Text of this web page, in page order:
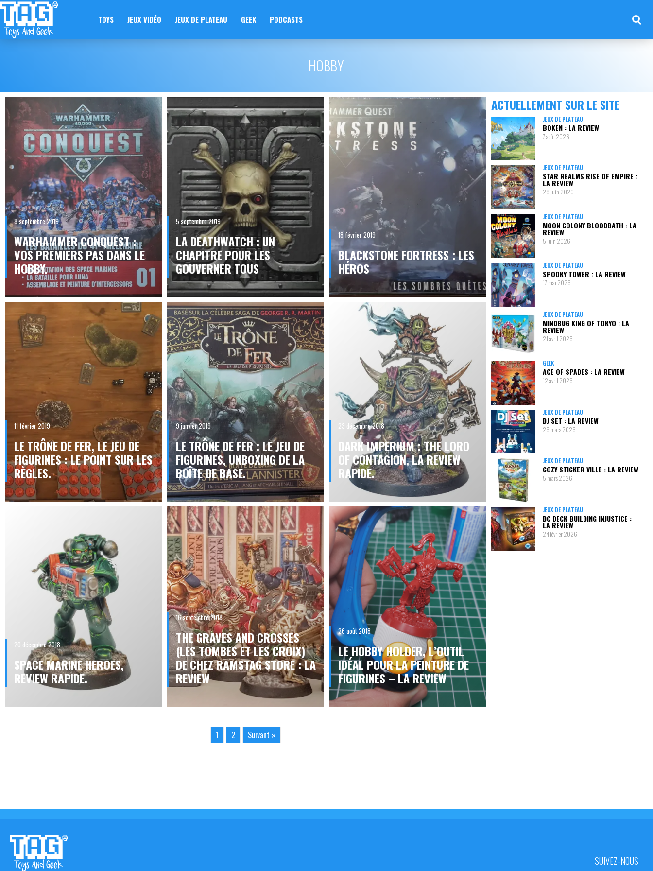
TOYS JEUX VIDÉO JEUX DE PLATEAU GEEK PODCASTS
HOBBY
8 septembre 2019
WARHAMMER CONQUEST :
VOS PREMIERS PAS DANS LE
HOBBY.
5 septembre 2019
LA DEATHWATCH : UN
CHAPITRE POUR LES
GOUVERNER TOUS
18 février 2019
BLACKSTONE FORTRESS : LES
HÉROS
11 février 2019
LE TRÔNE DE FER, LE JEU DE
FIGURINES : LE POINT SUR LES
RÈGLES.
9 janvier 2019
LE TRÔNE DE FER : LE JEU DE
FIGURINES, UNBOXING DE LA
BOÎTE DE BASE.
23 décembre 2018
DARK IMPERIUM : THE LORD
OF CONTAGION, LA REVIEW
RAPIDE.
20 décembre 2018
SPACE MARINE HEROES,
REVIEW RAPIDE.
16 septembre 2018
THE GRAVES AND CROSSES
(LES TOMBES ET LES CROIX)
DE CHEZ RAMSTAG STORE : LA
REVIEW
26 août 2018
LE HOBBY HOLDER, L’OUTIL
IDÉAL POUR LA PEINTURE DE
FIGURINES – LA REVIEW
1 2 Suivant »
ACTUELLEMENT SUR LE SITE
JEUX DE PLATEAU
BOKEN : LA REVIEW
7 août 2026
JEUX DE PLATEAU
STAR REALMS RISE OF EMPIRE :
LA REVIEW
28 juin 2026
JEUX DE PLATEAU
MOON COLONY BLOODBATH : LA
REVIEW
5 juin 2026
JEUX DE PLATEAU
SPOOKY TOWER : LA REVIEW
17 mai 2026
JEUX DE PLATEAU
MINDBUG KING OF TOKYO : LA
REVIEW
21 avril 2026
GEEK
ACE OF SPADES : LA REVIEW
12 avril 2026
JEUX DE PLATEAU
DJ SET : LA REVIEW
26 mars 2026
JEUX DE PLATEAU
COZY STICKER VILLE : LA REVIEW
5 mars 2026
JEUX DE PLATEAU
DC DECK BUILDING INJUSTICE :
LA REVIEW
24 février 2026
SUIVEZ-NOUS